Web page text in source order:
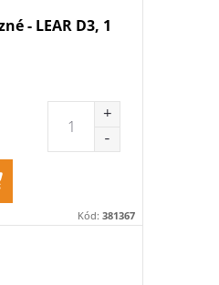
- LEAR D3, 1
Kód: 381367